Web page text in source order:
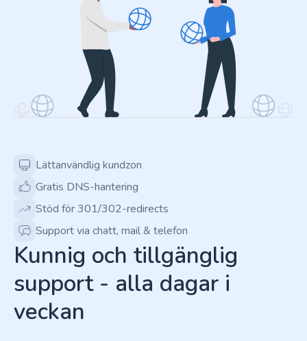
Lättanvändlig kundzon
Gratis DNS-hantering
Stöd för 301/302-redirects
Support via chatt, mail & telefon
Kunnig och tillgänglig
support - alla dagar i
veckan